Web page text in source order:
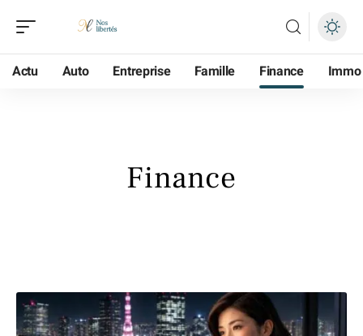
Actu Auto Entreprise Famille Finance Immo
Finance